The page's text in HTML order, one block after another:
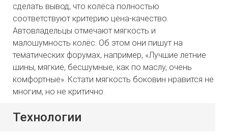
сделать вывод, что колёса полностью
соответствуют критерию цена-качество.
Автовладельцы отмечают мягкость и
малошумность колёс. Об этом они пишут на
тематических форумах, например, «Лучшие летние
шины, мягкие, бесшумные, как по маслу, очень
комфортные». Кстати мягкость боковин нравится не
многим, но не критично.
Технологии